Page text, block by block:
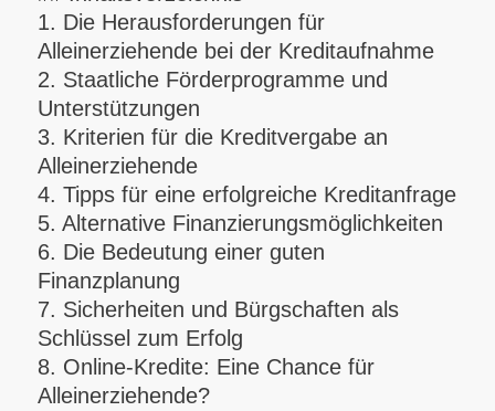
1. Die Herausforderungen für
Alleinerziehende bei der Kreditaufnahme
2. Staatliche Förderprogramme und
Unterstützungen
3. Kriterien für die Kreditvergabe an
Alleinerziehende
4. Tipps für eine erfolgreiche Kreditanfrage
5. Alternative Finanzierungsmöglichkeiten
6. Die Bedeutung einer guten
Finanzplanung
7. Sicherheiten und Bürgschaften als
Schlüssel zum Erfolg
8. Online-Kredite: Eine Chance für
Alleinerziehende?